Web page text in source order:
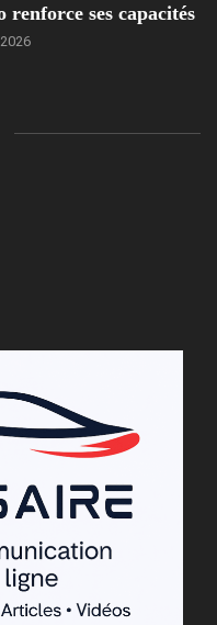
renforce ses capacités